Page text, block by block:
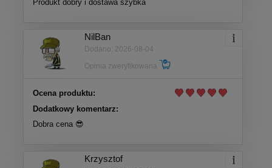
Produkt dobry i dostawa szybka
NilBan
Dodano: 2026-08-04
Opinia zweryfikowana
Ocena produktu:
Dodatkowy komentarz:
Dobra cena 😎
Krzysztof